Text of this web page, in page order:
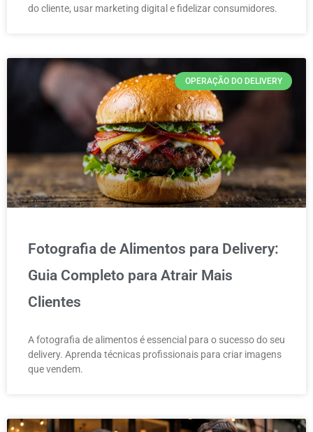
do cliente, usar marketing digital e fidelizar consumidores.
OPERAÇÃO DO DELIVERY
Fotografia de Alimentos para Delivery:
Guia Completo para Atrair Mais
Clientes
A fotografia de alimentos é essencial para o sucesso do seu
delivery. Aprenda técnicas profissionais para criar imagens
que vendem.